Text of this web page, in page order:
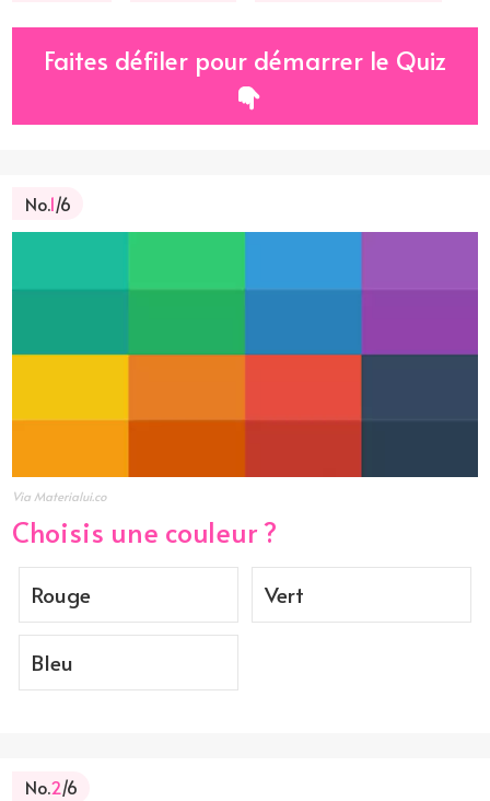
Faites défiler pour démarrer le Quiz
No.1/6
Via Materialui.co
Choisis une couleur ?
Rouge Vert
Bleu
No.2/6